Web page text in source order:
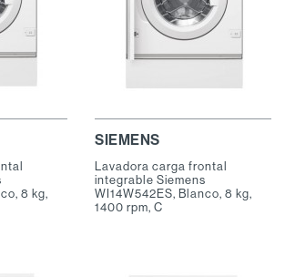
8 kg,
SIEMENS
Lavadora carga frontal
integrable Siemens
WI14W542ES, Blanco, 8 kg,
1400 rpm, C